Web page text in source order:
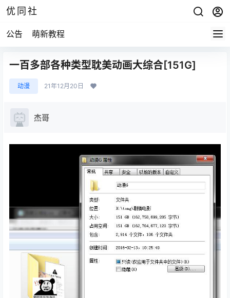
优同社
公告 萌新教程
一百多部各种类型耽美动画大综合[151G]
动漫 21年12月20日
杰哥